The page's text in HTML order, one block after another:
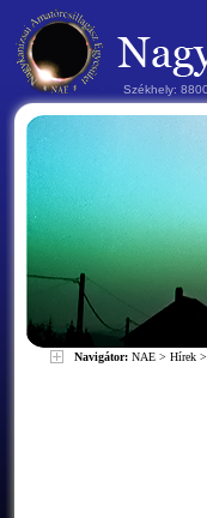
Székhely:
Navigátor: NAE > Hírek >